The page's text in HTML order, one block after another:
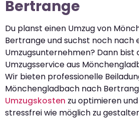
Bertrange
Du planst einen Umzug von
Bertrange und suchst noch nach
Umzugsunternehmen? Dann bist
Umzugsservice aus
Wir bieten professionelle
Mönchengladbach nach
Umzugskosten zu optimieren
stressfrei wie möglich zu